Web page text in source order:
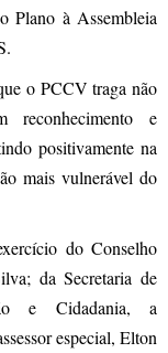
Plano à Assembleia
o PCCV traga não
reconhecimento e
positivamente na
mais vulnerável do
do Conselho
da Secretaria de
e Cidadania, a
especial, Elton